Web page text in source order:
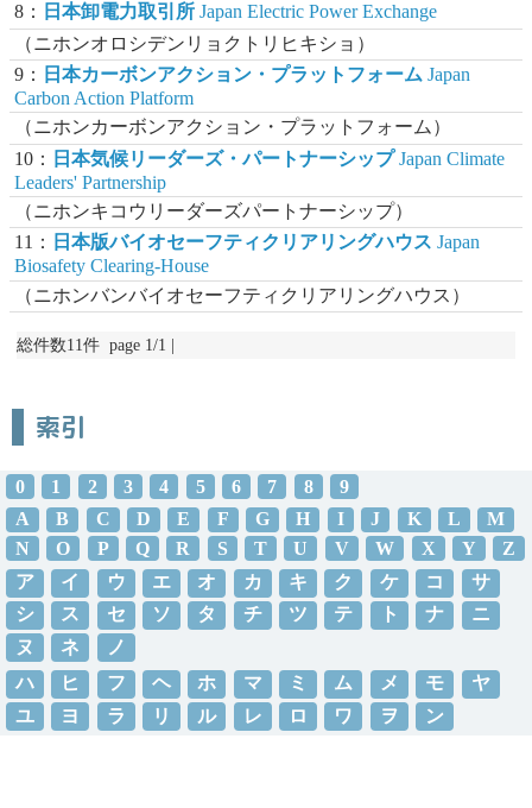
8：
日本卸電力取引所 Japan Electric Power Exchange
（ニホンオロシデンリョクトリヒキショ）
9：
日本カーボンアクション・プラットフォーム Japan
Carbon Action Platform
（ニホンカーボンアクション・プラットフォーム）
10：
日本気候リーダーズ・パートナーシップJapan Climate
Leaders' Partnership
（ニホンキコウリーダーズパートナーシップ）
11：
日本版バイオセーフティクリアリングハウス Japan
Biosafety Clearing-House
（ニホンバンバイオセーフティクリアリングハウス）
総件数11件 page 1/1 |
索引
0 1 2 3 4 5 6 7 8
9
A
B C D E F G H I J K L
M
N
O P Q R S T U V W X Y
Z
ア
イ ウ エ オ カ キ ク ケ コ
サ
シ
ス セ ソ タ チ ツ テ ト ナ
ニ
ヌ
ネ
ノ
ハ
ヒ フ ヘ ホ マ ミ ム メ モ
ヤ
ユ
ヨ ラ リ ル レ ロ ワ ヲ ン